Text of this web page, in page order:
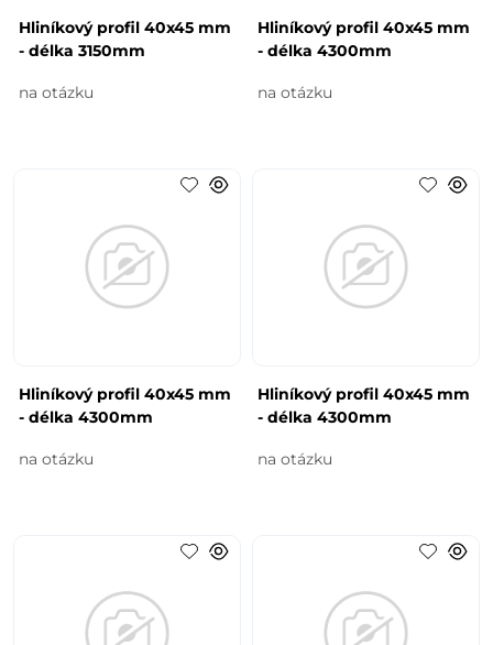
Hliníkový profil 40x45 mm
- délka 3150mm
na otázku
Hliníkový profil 40x45 mm
- délka 4300mm
na otázku
Hliníkový profil 40x45 mm
- délka 4300mm
na otázku
Hliníkový profil 40x45 mm
- délka 4300mm
na otázku